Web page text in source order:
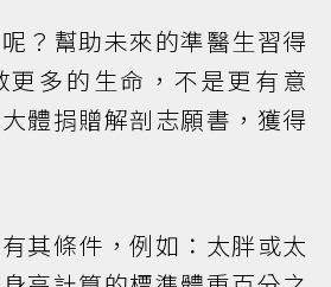
？幫助未來的準醫生習得
更多的生命，不是更有意
體捐贈解剖志願書，獲得
其條件，例如：太胖或太